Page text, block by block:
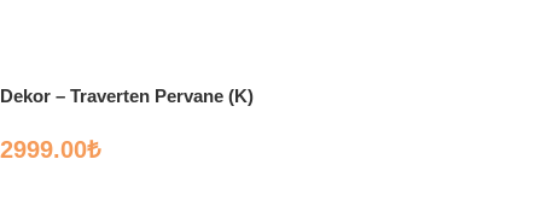
Dekor – Traverten Pervane (K)
2999.00₺